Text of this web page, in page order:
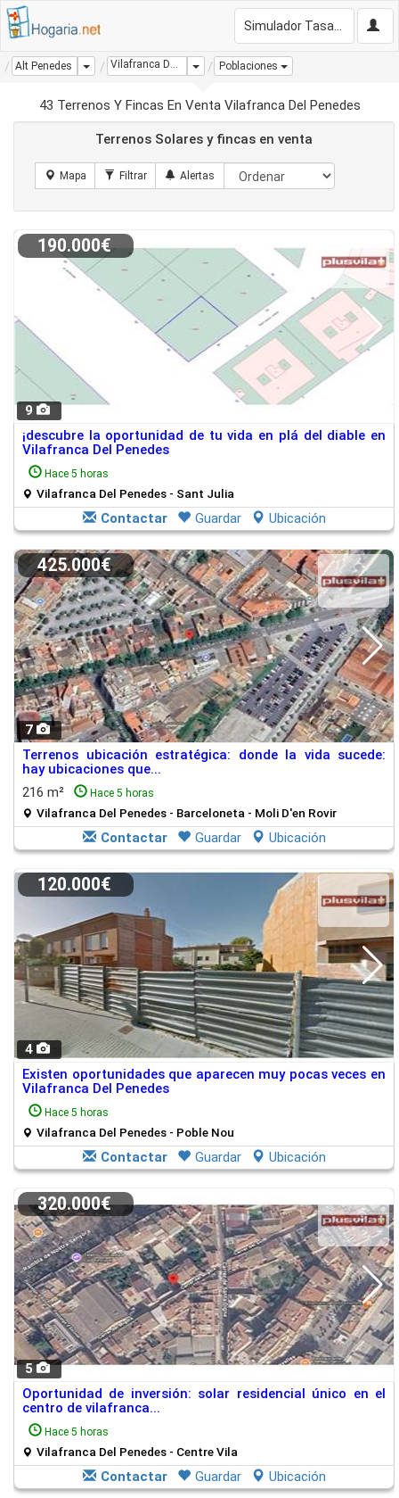
Alt Penedes Dropdown Vilafranca Del Penedes Dropdown
Poblaciones
43 Terrenos Y Fincas En Venta Vilafranca Del Penedes
Terrenos Solares y fincas en venta
9
190.000€
¡descubre la oportunidad de tu vida en plá del diable en
Vilafranca Del Penedes
Hace 5 horas
Vilafranca Del Penedes - Sant Julia
Contactar Guardar Ubicación
7
425.000€
Terrenos ubicación estratégica: donde la vida sucede:
hay ubicaciones que...
216 m²
Hace 5 horas
Vilafranca Del Penedes - Barceloneta - Moli D'en Rovir
Contactar Guardar Ubicación
4
120.000€
Existen oportunidades que aparecen muy pocas veces en
Vilafranca Del Penedes
Hace 5 horas
Vilafranca Del Penedes - Poble Nou
Contactar Guardar Ubicación
5
320.000€
Oportunidad de inversión: solar residencial único en el
centro de vilafranca...
Hace 5 horas
Vilafranca Del Penedes - Centre Vila
Contactar Guardar Ubicación